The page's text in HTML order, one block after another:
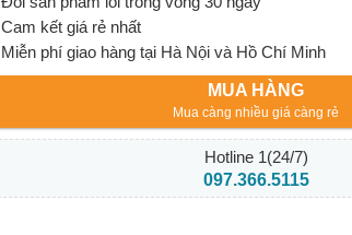
Cam kết giá rẻ nhất
Miễn phí giao hàng tại Hà Nội và Hồ Chí Minh
MUA HÀNG
Mua càng nhiều giá càng rẻ
Hotline 1(24/7)
097.366.5115